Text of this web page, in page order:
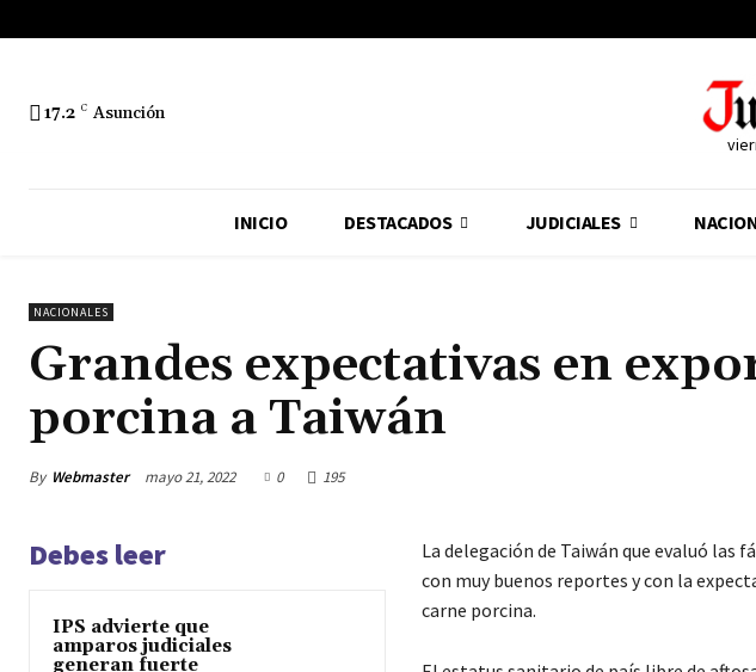
17.2 C Asunción
INICIO DESTACADOS JUDICIALES
NACIONALES
Grandes expectativas en
porcina a Taiwán
By Webmaster mayo 21, 2022 0 195
Debes leer
IPS advierte que
amparos judiciales
generan fuerte
La delegación de Taiwán que evaluó las
con muy buenos reportes y con la
carne porcina.